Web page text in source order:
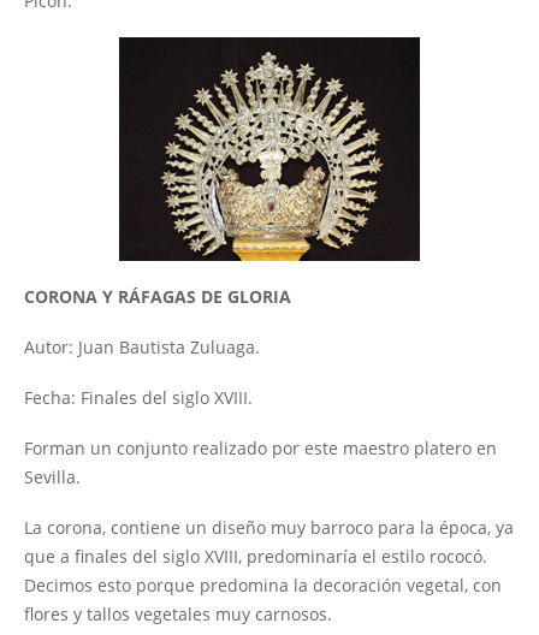
CORONA Y RÁFAGAS DE GLORIA
Autor: Juan Bautista Zuluaga.
Fecha: Finales del siglo XVIII.
Forman un conjunto realizado por este maestro platero en
Sevilla.
La corona, contiene un diseño muy barroco para la época, ya
que a finales del siglo XVIII, predominaría el estilo rococó.
Decimos esto porque predomina la decoración vegetal, con
flores y tallos vegetales muy carnosos.